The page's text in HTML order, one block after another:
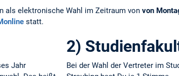
als elektronische Wahl im Zeitraum von von
statt.
Jahr
2)
Bei der Wahl der Vertreter im